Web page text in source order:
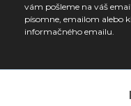
vám pošleme na váš
písomne, emailom alebo
informačného emailu.